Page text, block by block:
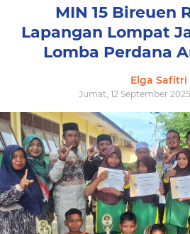
MIN 15 Bireuen
Lapangan Lompat
Lomba Perdana
Elga Safitri
Jumat, 12 September